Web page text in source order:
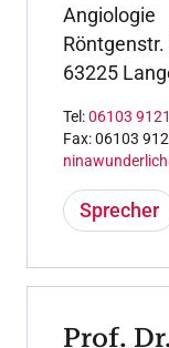
Angiologie
Röntgenstr.
63225
Tel:06103
Fax: 06103
Sprecher
Prof.